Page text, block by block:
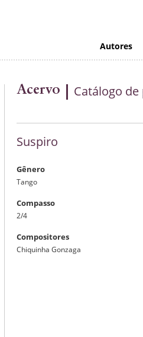
Autores
Acervo Catálogo
Suspiro
Gênero
Tango
Compasso
2/4
Compositores
Chiquinha Gonzaga